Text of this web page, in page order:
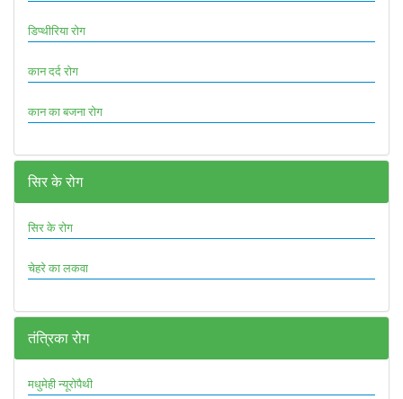
डिप्थीरिया रोग
कान दर्द रोग
कान का बजना रोग
सिर के रोग
सिर के रोग
चेहरे का लकवा
तंत्रिका रोग
मधुमेही न्यूरोपैथी